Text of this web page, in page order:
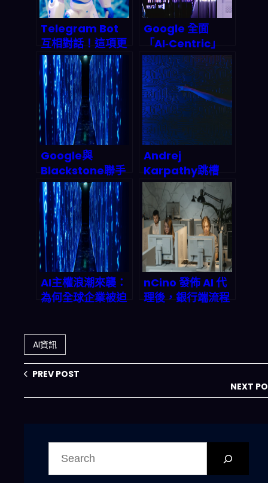
Telegram Bot
互相對話！這項更
新如何引爆 2027
年多智能體協作浪
潮？
Google 全面
「AI‑Centric」
化：舊搜尋引擎經
濟被推翻，2026–
2027 新商業帝國
如何改寫兆元規
則？
Google與
Blackstone聯手
打造AI雲端帝國：
這場聯姻將如何改
寫2026年科技版
圖？
Andrej
Karpathy跳槽
Anthropic：AI安
全陣營拿下最強大
腦，矽谷人才爭奪
戰殺出一條血路
AI主權浪潮來襲：
為何全球企業被迫
nCino 發佈 AI 代
理後，銀行端流程
AI資訊
PREV POST
NEXT